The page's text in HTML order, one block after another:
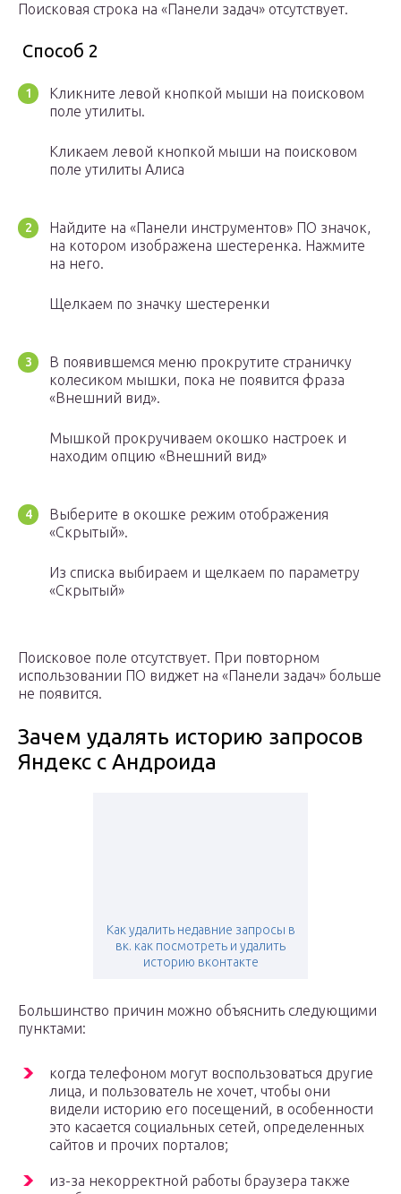
Поисковая строка на «Панели задач» отсутствует.
Способ 2
Кликните левой кнопкой мыши на поисковом
поле утилиты.
Кликаем левой кнопкой мыши на поисковом
поле утилиты Алиса
Найдите на «Панели инструментов» ПО значок,
на котором изображена шестеренка. Нажмите
на него.
Щелкаем по значку шестеренки
В появившемся меню прокрутите страничку
колесиком мышки, пока не появится фраза
«Внешний вид».
Мышкой прокручиваем окошко настроек и
находим опцию «Внешний вид»
Выберите в окошке режим отображения
«Скрытый».
Из списка выбираем и щелкаем по параметру
«Скрытый»
Поисковое поле отсутствует. При повторном
использовании ПО виджет на «Панели задач» больше
не появится.
Зачем удалять историю запросов
Яндекс с Андроида
Как удалить недавние запросы в
вк. как посмотреть и удалить
историю вконтакте
Большинство причин можно объяснить следующими
пунктами:
когда телефоном могут воспользоваться другие
лица, и пользователь не хочет, чтобы они
видели историю его посещений, в особенности
это касается социальных сетей, определенных
сайтов и прочих порталов;
из-за некорректной работы браузера также